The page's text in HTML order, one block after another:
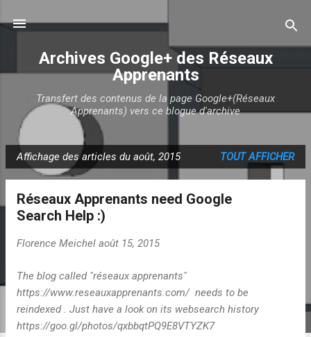
Archives Google+ des Réseaux
Apprenants
Transfert des contenus de la page Google+(Réseaux
Apprenants) vers ce blogue d'archive
A
r
Affichage des articles du août, 2015 TOUT AFFICHER
Réseaux Apprenants need Google
Search Help :)
Florence Meichel août 15, 2015
The blog called "réseaux apprenants"
https://www.reseauxapprenants.com/ needs to be
reindexed . Just have a look on its websearch history
https://goo.gl/photos/qxbbqtPQ9E8VTYZK7